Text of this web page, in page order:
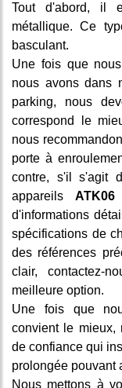
Tout d'abord, il
métallique. Ce
basculant.
Une fois que
nous avons dans
parking, nous
correspond le
nous
porte à
contre, s'il s'agit
appareils ATK06
d'informations
spécifications de
des références
clair, contactez-
meilleure option.
Une fois que
convient le mieux,
de confiance qui
prolongée pouvant
Nous mettons à